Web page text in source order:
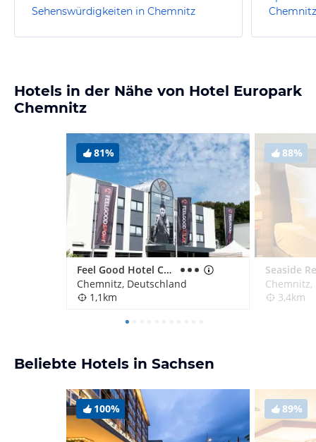
Sehenswürdigkeiten in Chemnitz
Chemnitz
Hotels in der Nähe von Hotel Europark
Chemnitz
81%
Feel Good Hotel Chemnitz
Chemnitz, Deutschland
1,1km
88%
3,4km
Beliebte Hotels in Sachsen
100% 89%